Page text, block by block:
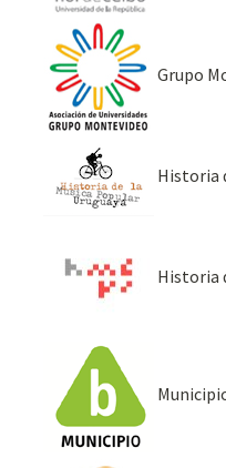
Grupo
Historia
Historia